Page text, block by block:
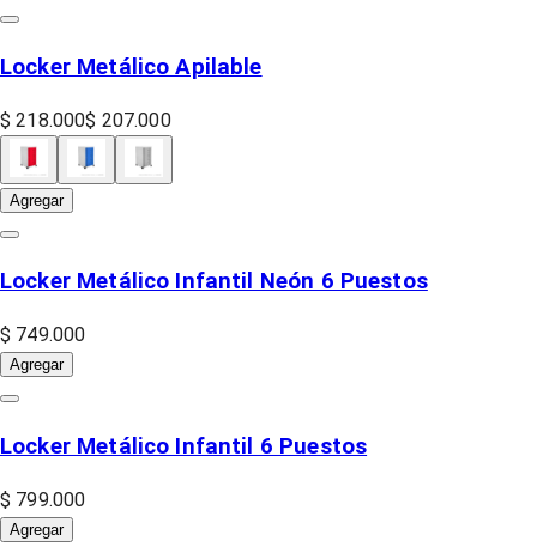
Locker Metálico Apilable
$ 218.000$ 207.000
Agregar
Locker Metálico Infantil Neón 6 Puestos
$ 749.000
Agregar
Locker Metálico Infantil 6 Puestos
$ 799.000
Agregar